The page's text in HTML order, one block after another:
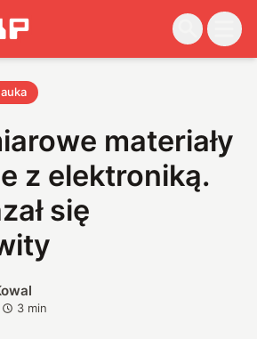
materiały
z elektroniką.
się
3 min